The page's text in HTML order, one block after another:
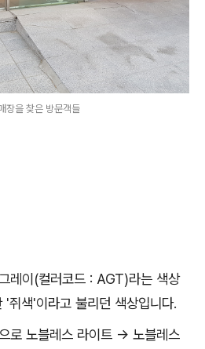
장을 찾은 방문객들
레이(컬러코드 : AGT)라는 색상
쥐색'이라고 불리던 색상입니다.
로 노블레스 라이트 → 노블레스